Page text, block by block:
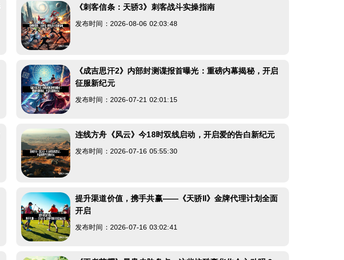
《刺客信条：天骄3》刺客战斗实操指南
发布时间：2026-08-06 02:03:48
《成吉思汗2》内部封测谍报首曝光：重磅内幕揭秘，开启
征服新纪元
发布时间：2026-07-21 02:01:15
连线方舟《风云》今18时双线启动，开启爱的告白新纪元
发布时间：2026-07-16 05:55:30
提升渠道价值，携手共赢——《天骄II》金牌代理计划全面
开启
发布时间：2026-07-16 03:02:41